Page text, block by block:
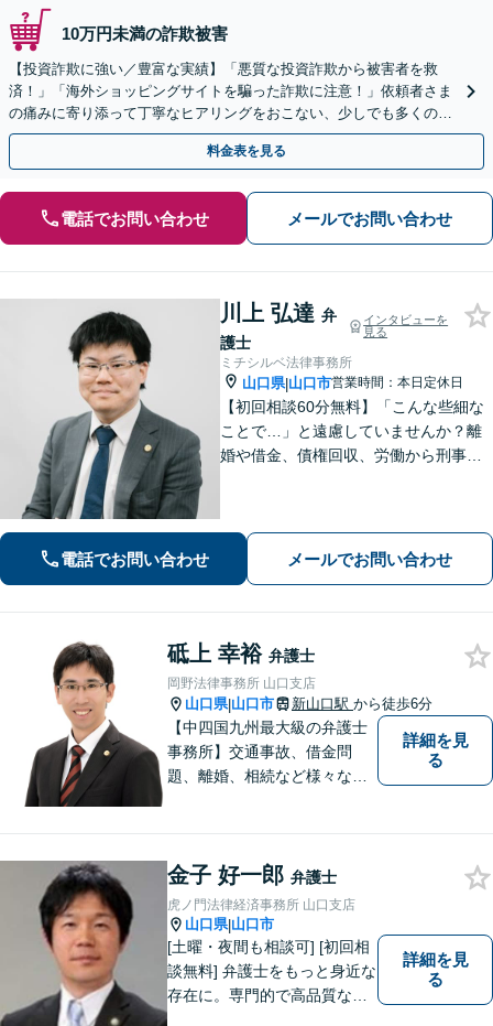
10万円未満の詐欺被害
【投資詐欺に強い／豊富な実績】「悪質な投資詐欺から被害者を救
済！」「海外ショッピングサイトを騙った詐欺に注意！」依頼者さま
の痛みに寄り添って丁寧なヒアリングをおこない、少しでも多くの返
金が得られるよう尽力します！
料金表を見る
電話でお問い合わせ メールでお問い合わせ
川上 弘達 弁
護士
インタビューを
見る
ミチシルベ法律事務所
山口県|山口市営業時間：本日定休日
【初回相談60分無料】「こんな些細な
ことで…」と遠慮していませんか？離
婚や借金、債権回収、労働から刑事事
心誠意お伺いいたします。気軽にご相
談ください
電話でお問い合わせ メールでお問い合わせ
砥上 幸裕 弁護士
岡野法律事務所 山口支店
山口県|山口市 新山口駅 から徒歩6分
【中四国九州最大級の弁護士
事務所】交通事故、借金問
題、離婚、相続など様々な問
い！
詳細を見
る
金子 好一郎 弁護士
虎ノ門法律経済事務所 山口支店
山口県|山口市
[土曜・夜間も相談可] [初回相
談無料] 弁護士をもっと身近な
存在に。専門的で高品質なリ
詳細を見
る